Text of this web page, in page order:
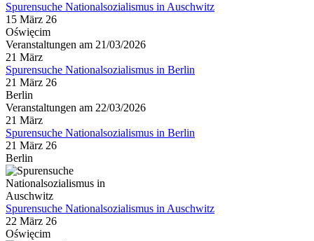
Spurensuche Nationalsozialismus in Auschwitz
15 März 26
Oświęcim
Veranstaltungen am 21/03/2026
21 März
Spurensuche Nationalsozialismus in Berlin
21 März 26
Berlin
Veranstaltungen am 22/03/2026
21 März
Spurensuche Nationalsozialismus in Berlin
21 März 26
Berlin
Spurensuche Nationalsozialismus in Auschwitz
22 März 26
Oświęcim